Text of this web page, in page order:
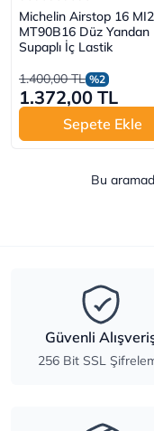
Michelin Airstop 16 MI2
MT90B16 Düz Yandan
Supaplı İç Lastik
1.400,00 TL %2
1.372,00 TL
Sepete Ekle
Bu
Güvenli
256 Bit SSL